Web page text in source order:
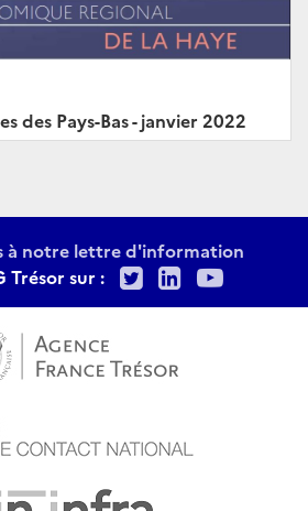
des Pays-Bas - janvier 2022
à notre lettre d'information
Trésor sur :
TwitterLinkedIn